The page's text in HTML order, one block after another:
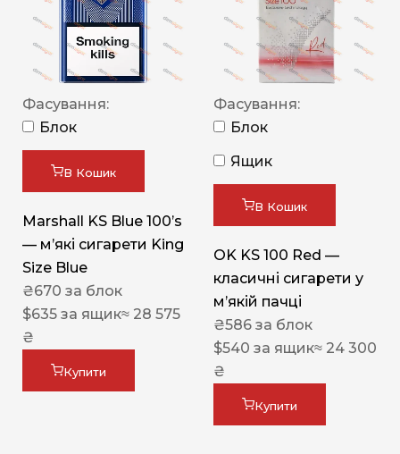
Фасування:
Блок
В Кошик
Marshall KS Blue 100’s
— м’які сигарети King
Size Blue
₴670 за блок
$635 за ящик≈ 28 575
₴
Купити
Фасування:
Блок
Ящик
В Кошик
OK KS 100 Red —
класичні сигарети у
м’якій пачці
₴586 за блок
$540 за ящик≈ 24 300
₴
Купити